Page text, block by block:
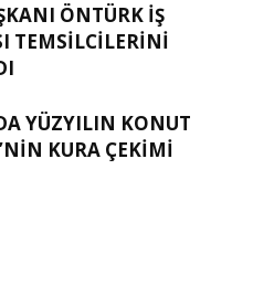
ÖNTÜRK İŞ
TEMSİLCİLERİNİ
YÜZYILIN KONUT
KURA ÇEKİMİ